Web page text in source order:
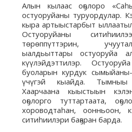
Алын кылаас оҕолоро
остуоруйаны туруордулар.
кыра артыыстарбыт
Остуоруйаны
төрөппүттэрин,
ыалдьыттары остуоруйа
күүлэйдэттилэр.
буоларын курдук
үчүгэй кыайда. Тымныы
Хаарчаана кыыстыын
оҕолорго туттартаата,
хороводтаһан, оонньоон,
ситиһиилэри баҕаран барда.